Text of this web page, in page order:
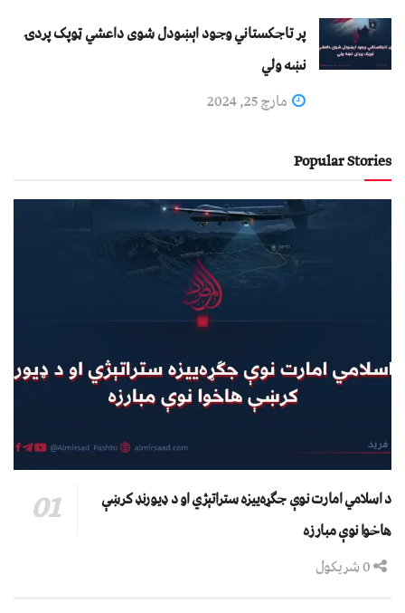
پر تاجکستاني وجود اېښودل شوی داعشي ټوپک پردۍ
نښه ولي
مارچ 25, 2024
Popular Stories
د اسلامي امارت نوې جګړه‌ییزه ستراتېژي او د ډیورنډ کرښې
هاخوا نوې مبارزه